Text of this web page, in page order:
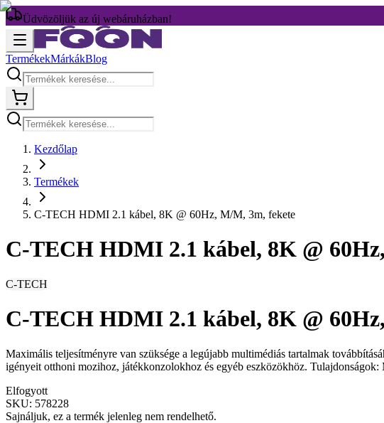
Üdvözöljük az új webáruházban!
TermékekMárkákBlog
Kezdőlap
Termékek
C-TECH HDMI 2.1 kábel, 8K @ 60Hz, M/M, 3m, fekete
C-TECH HDMI 2.1 kábel, 8K @
C-TECH
C-TECH HDMI 2.1 kábel, 8K @
Maximális teljesítményre van szüksége a legújabb multimédiás tartalmak
igényeit otthoni mozihoz, játékkonzolokhoz és egyéb eszközökhöz. Tulajdonságok:
Elfogyott
SKU: 578228
Sajnáljuk, ez a termék jelenleg nem rendelhető.